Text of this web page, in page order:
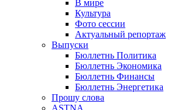
В мире
Культура
Фото сессии
Актуальный репортаж
Выпуски
Бюллетнь Политика
Бюллетнь Экономика
Бюллетнь Финансы
Бюллетнь Энергетика
Прошу слова
ASTNA